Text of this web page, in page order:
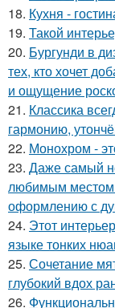
18. Кухня -
19. Такой
20. Бургунди в
тех, кто хочет
и ощущение
21. Классика
гармонию,
22. Монохром -
23. Даже самый
любимым местом
оформлению с
24. Этот
языке тонких
25. Сочетание
глубокий вдох
26.